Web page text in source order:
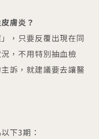
膚炎？
，只要反覆出現在同
，不用特別抽血檢
訴，就建議要去讓醫
下3期：